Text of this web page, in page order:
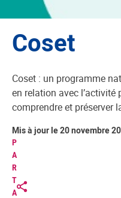
Coset
Coset : un programme
en relation avec
comprendre et préserver
P
A
R
T
A
Mis à jour le 20 novembre